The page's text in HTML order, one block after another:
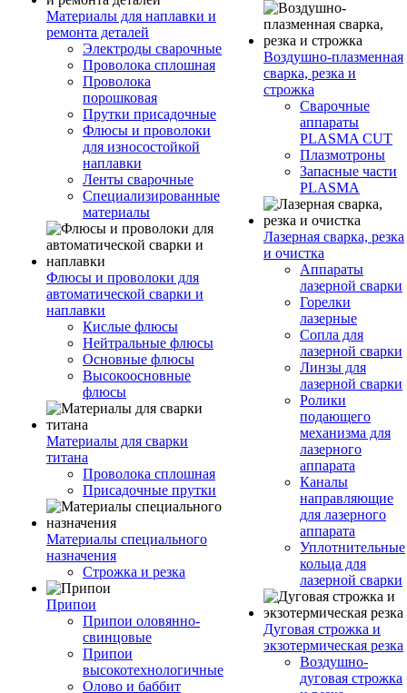
Материалы для наплавки и
ремонта деталей
Электроды сварочные
Проволока сплошная
Проволока
порошковая
Прутки присадочные
Флюсы и проволоки
для износостойкой
наплавки
Ленты сварочные
Специализированные
материалы
Флюсы и проволоки для
автоматической сварки и
наплавки
Кислые флюсы
Нейтральные флюсы
Основные флюсы
Высокоосновные
флюсы
Материалы для сварки
титана
Проволока сплошная
Присадочные прутки
Материалы специального
назначения
Строжка и резка
Припои
Припои оловянно-
свинцовые
Припои
высокотехнологичные
Олово и баббит
Воздушно-плазменная
сварка, резка и
строжка
Сварочные
аппараты
PLASMA CUT
Плазмотроны
Запасные части
PLASMA
Лазерная сварка, резка
и очистка
Аппараты
лазерной сварки
Горелки
лазерные
Сопла для
лазерной сварки
Линзы для
лазерной сварки
Ролики
подающего
механизма для
лазерного
аппарата
Каналы
направляющие
для лазерного
аппарата
Уплотнительные
кольца для
лазерной сварки
Дуговая строжка и
экзотермическая резка
Воздушно-
дуговая строжка